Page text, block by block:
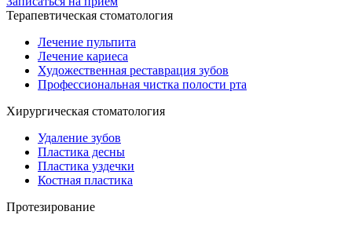
Терапевтическая стоматология
Лечение пульпита
Лечение кариеса
Художественная реставрация зубов
Профессиональная чистка полости рта
Хирургическая стоматология
Удаление зубов
Пластика десны
Пластика уздечки
Костная пластика
Протезирование